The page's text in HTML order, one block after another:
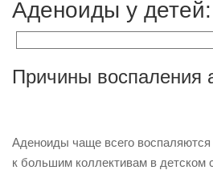
Аденоиды у
Причины воспаления
Аденоиды чаще всего воспаляются
к большим коллективам в детском